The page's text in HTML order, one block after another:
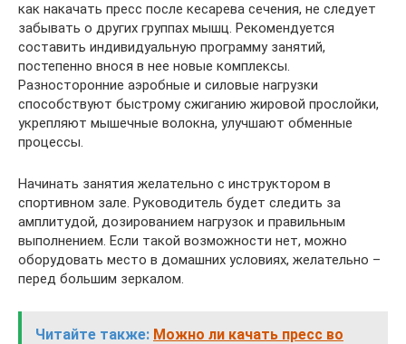
как накачать пресс после кесарева сечения, не следует
забывать о других группах мышц. Рекомендуется
составить индивидуальную программу занятий,
постепенно внося в нее новые комплексы.
Разносторонние аэробные и силовые нагрузки
способствуют быстрому сжиганию жировой прослойки,
укрепляют мышечные волокна, улучшают обменные
процессы.
Начинать занятия желательно с инструктором в
спортивном зале. Руководитель будет следить за
амплитудой, дозированием нагрузок и правильным
выполнением. Если такой возможности нет, можно
оборудовать место в домашних условиях, желательно –
перед большим зеркалом.
Читайте также: Можно ли качать пресс во